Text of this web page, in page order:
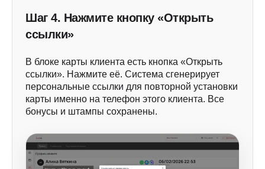
Шаг 4. Нажмите кнопку «Открыть
ссылки»
В блоке карты клиента есть кнопка «Открыть
ссылки». Нажмите её. Система сгенерирует
персональные ссылки для повторной установки
карты именно на телефон этого клиента. Все
бонусы и штампы сохранены.